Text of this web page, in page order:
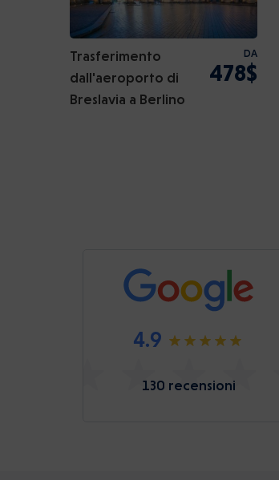
Trasferimento
dall'aeroporto di
Breslavia a Berlino
DA
478$
4.9
130 recensioni